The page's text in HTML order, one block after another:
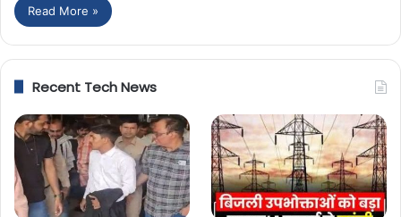
Read More »
Recent Tech News